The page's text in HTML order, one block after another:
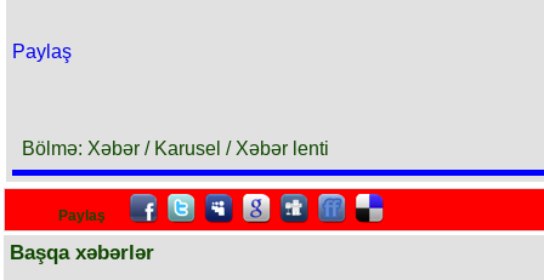
Paylaş
Bölmə: Xəbər / Karusel / Xəbər lenti
Paylaş
Başqa xəbərlər